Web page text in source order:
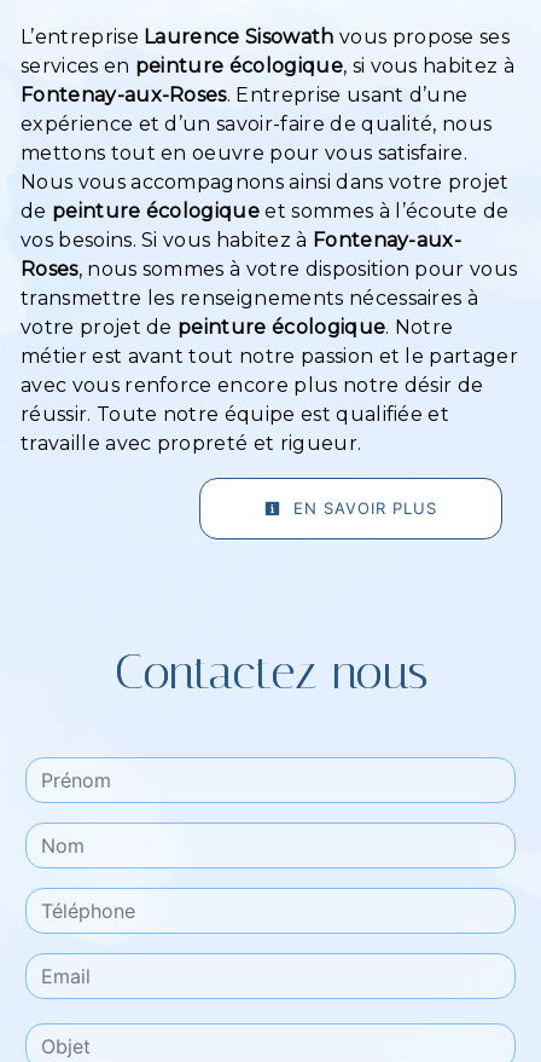
L’entreprise Laurence Sisowath vous propose ses
services en peinture écologique, si vous habitez à
Fontenay-aux-Roses. Entreprise usant d’une
expérience et d’un savoir-faire de qualité, nous
mettons tout en oeuvre pour vous satisfaire.
Nous vous accompagnons ainsi dans votre projet
de peinture écologique et sommes à l’écoute de
vos besoins. Si vous habitez à Fontenay-aux-
Roses, nous sommes à votre disposition pour vous
transmettre les renseignements nécessaires à
votre projet de peinture écologique. Notre
métier est avant tout notre passion et le partager
avec vous renforce encore plus notre désir de
réussir. Toute notre équipe est qualifiée et
travaille avec propreté et rigueur.
EN SAVOIR PLUS
Contactez nous